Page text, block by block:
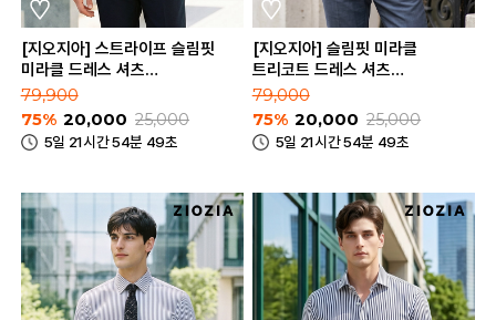
[지오지아] 스트라이프 슬림핏
미라클 드레스 셔츠
(AEE5WD1101_B)
79,900
75% 20,000 25,000
5일 21시간 54분 49초
[지오지아] 슬림핏 미라클
트리코트 드레스 셔츠
(AEE5WD1103_A)
79,000
75% 20,000 25,000
5일 21시간 54분 49초